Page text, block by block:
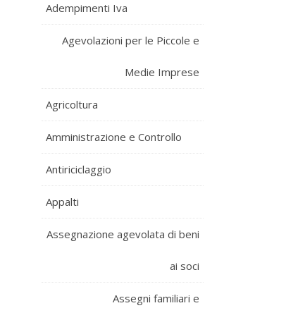
Adempimenti Iva
Agevolazioni per le Piccole e
Medie Imprese
Agricoltura
Amministrazione e Controllo
Antiriciclaggio
Appalti
Assegnazione agevolata di beni
ai soci
Assegni familiari e